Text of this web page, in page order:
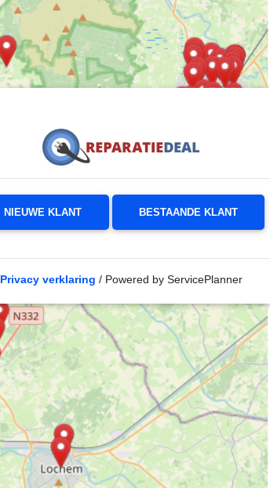
NIEUWE KLANT BESTAANDE KLANT
Privacy verklaring / Powered by ServicePlanner